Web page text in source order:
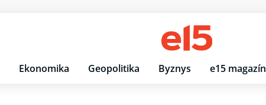
Ekonomika Geopolitika Byznys e15 magazín